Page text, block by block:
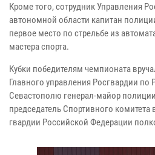
Кроме того, сотрудник Управления
автономной области капитан
первое место по стрельбе из
мастера спорта.
Кубки победителям чемпионата
Главного управления Росгвардии по
Севастополю генерал-майор
председатель Спортивного
гвардии Российской Федерации